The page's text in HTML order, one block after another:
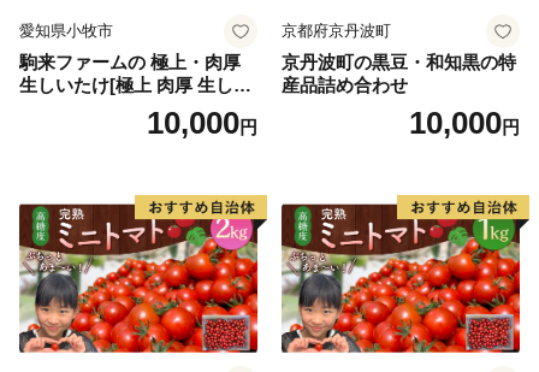
愛知県小牧市
駒来ファームの 極上・肉厚
生しいたけ[極上 肉厚 生しい
たけ 生シイタケ 生椎茸 安心
安全 国産 採れたて 新鮮 きの
10,000円
京都府京丹波町
京丹波町の黒豆・和知黒の特
産品詰め合わせ
10,000円